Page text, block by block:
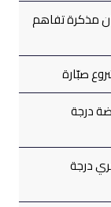
مذكرة تفاهم
صبّارة
درجة
درجة